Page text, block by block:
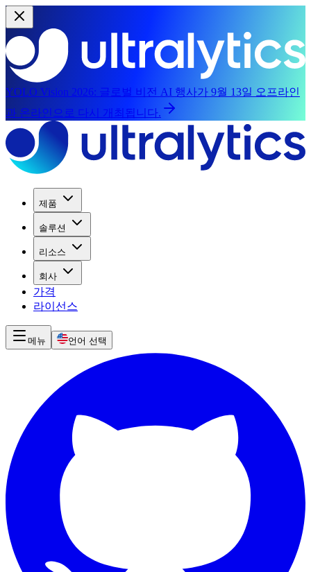
YOLO Vision 2026: 글로벌 비전 AI 행사가 9월 13일 오프라인
과 온라인으로 다시 개최됩니다.
제품
솔루션
리소스
회사
가격
라이선스
메뉴 언어 선택